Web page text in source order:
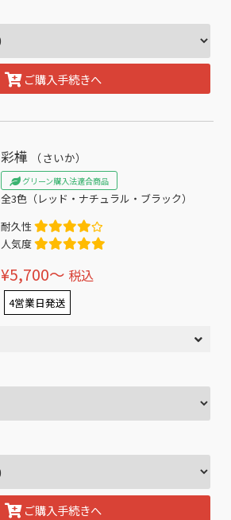
ご購入手続きへ
彩樺 （さいか）
グリーン購入法適合商品
全3色（レッド・ナチュラル・ブラック）
耐久性
人気度
¥5,700〜 税込
4営業日発送
ご購入手続きへ